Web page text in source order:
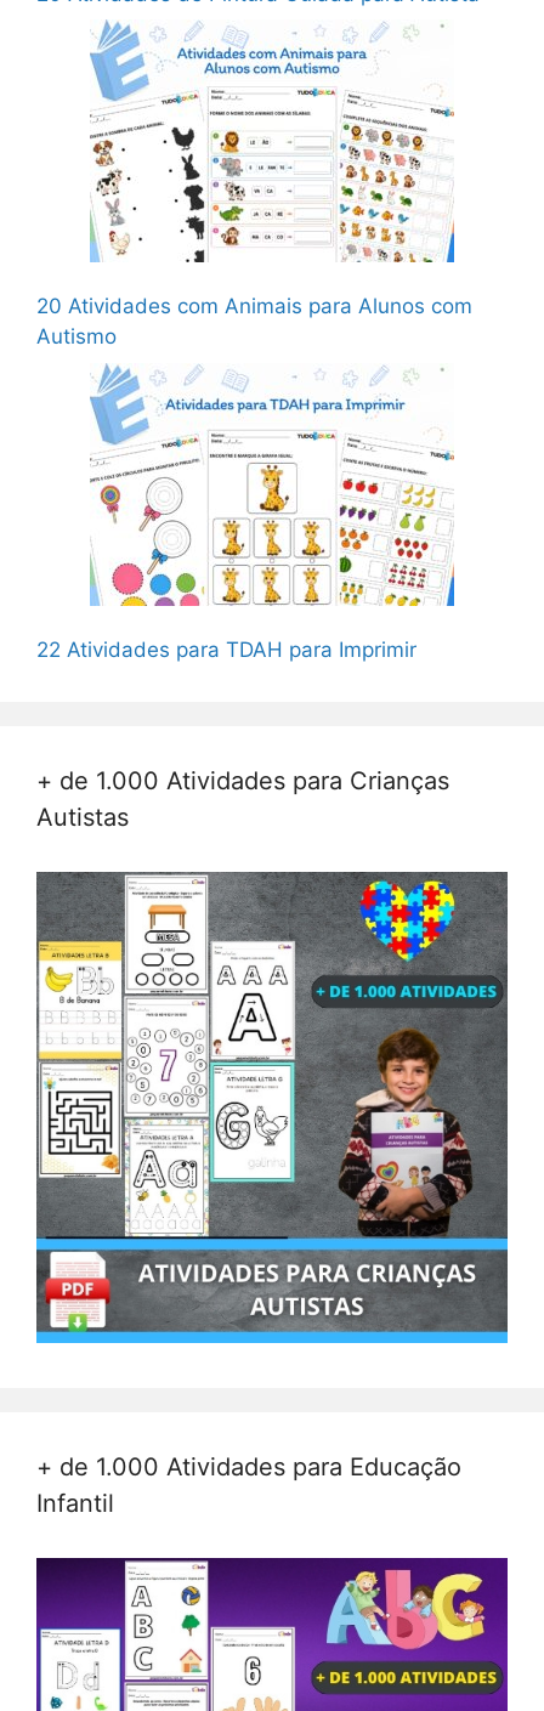
20 Atividades com Animais para Alunos com
Autismo
22 Atividades para TDAH para Imprimir
+ de 1.000 Atividades para Crianças
Autistas
+ de 1.000 Atividades para Educação
Infantil